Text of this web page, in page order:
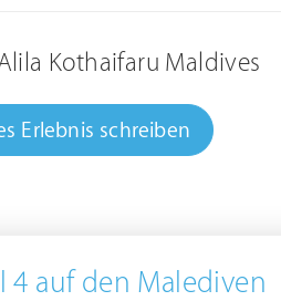
Kothaifaru Maldives
Erlebnis schreiben
4 auf den Malediven